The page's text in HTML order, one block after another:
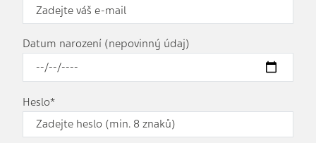
Datum narození (nepovinný údaj)
Heslo*